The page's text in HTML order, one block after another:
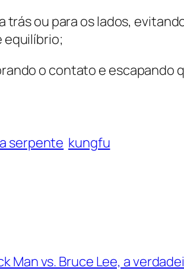
trás ou para os lados,
equilíbrio;
o contato e escapando
serpente kungfu
Man vs. Bruce Lee, a